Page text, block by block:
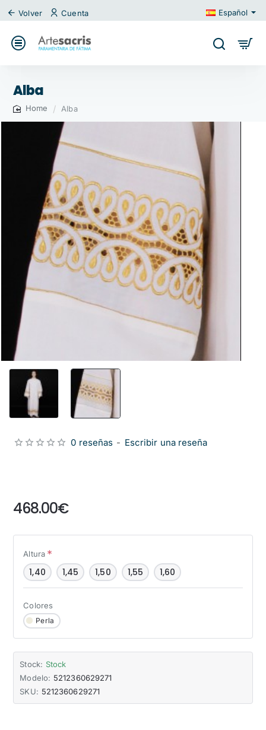
Volver Cuenta Español
Alba
Alba
Stock: Stock
Modelo: 5212360629271
SKU: 5212360629271
0 reseñas - Escribir una reseña
468.00€
Altura
1,40 1,45 1,50 1,55 1,60
Colores
Perla